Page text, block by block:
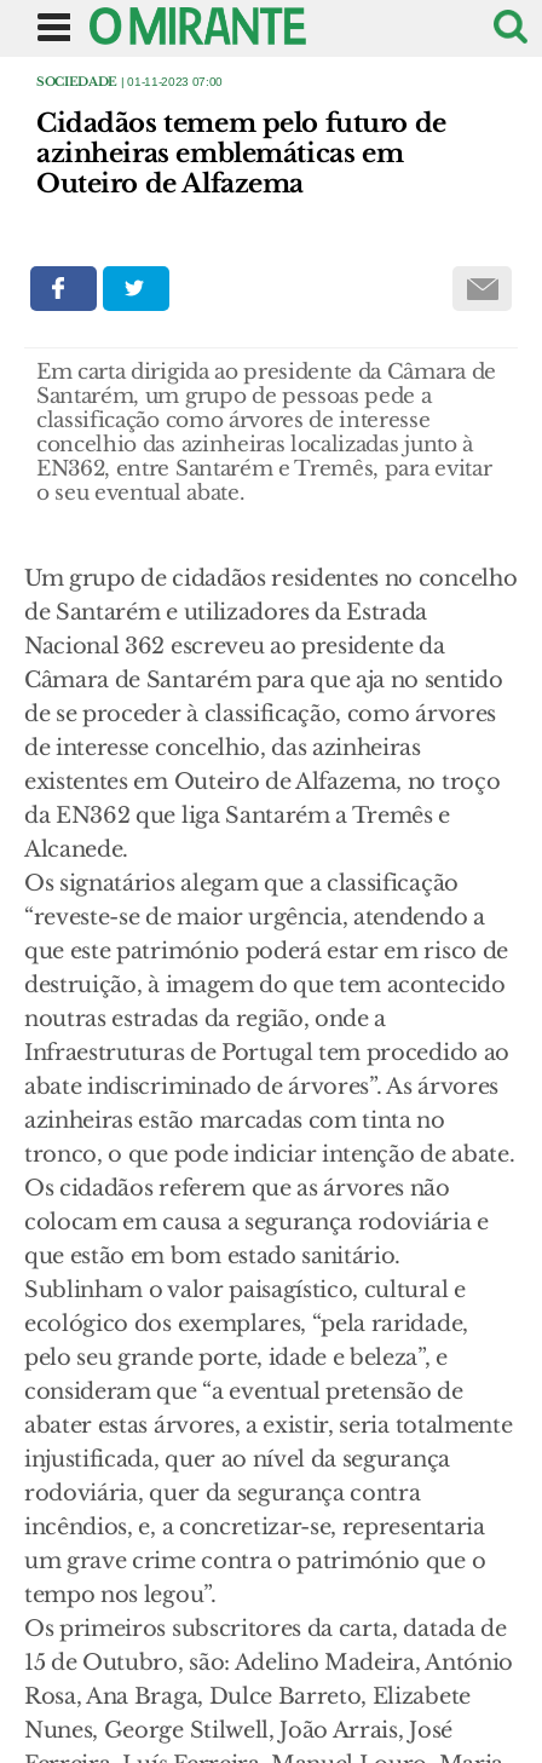
SOCIEDADE | 01-11-2023 07:00
Cidadãos temem pelo futuro de
azinheiras emblemáticas em
Outeiro de Alfazema
Em carta dirigida ao presidente da Câmara de
Santarém, um grupo de pessoas pede a
classificação como árvores de interesse
concelhio das azinheiras localizadas junto à
EN362, entre Santarém e Tremês, para evitar
o seu eventual abate.
Um grupo de cidadãos residentes no concelho
de Santarém e utilizadores da Estrada
Nacional 362 escreveu ao presidente da
Câmara de Santarém para que aja no sentido
de se proceder à classificação, como árvores
de interesse concelhio, das azinheiras
existentes em Outeiro de Alfazema, no troço
da EN362 que liga Santarém a Tremês e
Alcanede.
Os signatários alegam que a classificação
“reveste-se de maior urgência, atendendo a
que este património poderá estar em risco de
destruição, à imagem do que tem acontecido
noutras estradas da região, onde a
Infraestruturas de Portugal tem procedido ao
abate indiscriminado de árvores”. As árvores
azinheiras estão marcadas com tinta no
tronco, o que pode indiciar intenção de abate.
Os cidadãos referem que as árvores não
colocam em causa a segurança rodoviária e
que estão em bom estado sanitário.
Sublinham o valor paisagístico, cultural e
ecológico dos exemplares, “pela raridade,
pelo seu grande porte, idade e beleza”, e
consideram que “a eventual pretensão de
abater estas árvores, a existir, seria totalmente
injustificada, quer ao nível da segurança
rodoviária, quer da segurança contra
incêndios, e, a concretizar-se, representaria
um grave crime contra o património que o
tempo nos legou”.
Os primeiros subscritores da carta, datada de
15 de Outubro, são: Adelino Madeira, António
Rosa, Ana Braga, Dulce Barreto, Elizabete
Nunes, George Stilwell, João Arrais, José